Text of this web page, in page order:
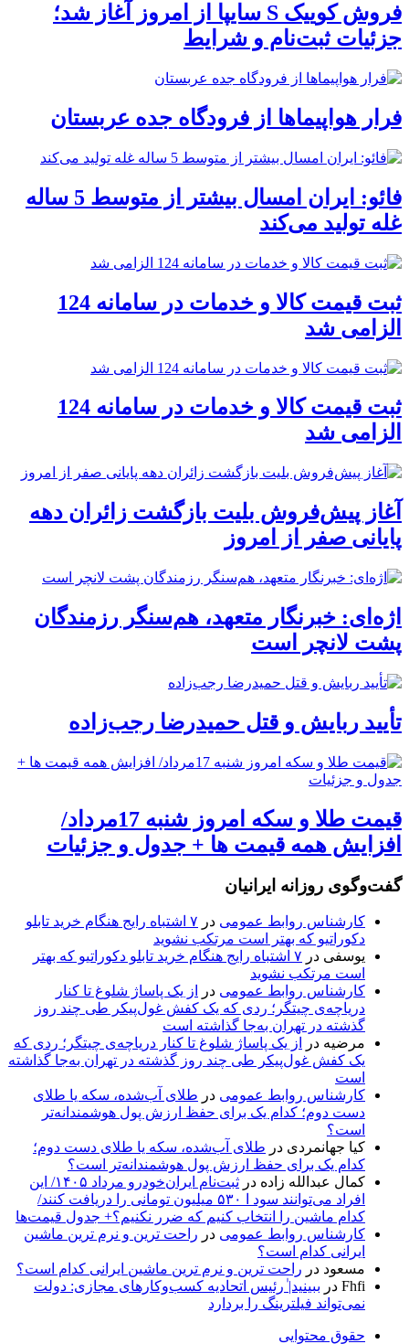
فروش کوییک S سایپا از امروز آغاز شد؛
جزئیات ثبت‌نام و شرایط
فرار هواپیماها از فرودگاه جده عربستان
فائو: ایران امسال بیشتر از متوسط 5 ساله
غله تولید می‌کند
ثبت قیمت کالا و خدمات در سامانه 124
الزامی شد
ثبت قیمت کالا و خدمات در سامانه 124
الزامی شد
آغاز پیش‌فروش بلیت بازگشت زائران دهه
پایانی صفر از امروز
اژه‌ای: خبرنگار متعهد، هم‌سنگر رزمندگان
پشت لانچر است
تأیید ربایش و قتل حمیدرضا رجب‌زاده
قیمت طلا و سکه امروز شنبه 17مرداد/
افزایش همه قیمت ها + جدول و جزئیات
گفت‌وگوی روزانه ایرانیان
کارشناس روابط عمومی در
۷ اشتباه رایج هنگام خرید تابلو
دکوراتیو که بهتر است مرتکب نشوید
یوسفی در
۷ اشتباه رایج هنگام خرید تابلو دکوراتیو که بهتر
است مرتکب نشوید
کارشناس روابط عمومی در
از یک پاساژ شلوغ تا کنار
دریاچه‌ی چیتگر؛ ردی که یک کفش غول‌پیکر طی چند روز
گذشته در تهران به‌جا گذاشته است
مرضیه در
از یک پاساژ شلوغ تا کنار دریاچه‌ی چیتگر؛ ردی که
یک کفش غول‌پیکر طی چند روز گذشته در تهران به‌جا گذاشته
است
کارشناس روابط عمومی در طلای آب‌شده، سکه یا طلای
دست دوم؛ کدام یک برای حفظ ارزش پول هوشمندانه‌تر
است؟
کیا جهانمردی در طلای آب‌شده، سکه یا طلای دست دوم؛
کدام یک برای حفظ ارزش پول هوشمندانه‌تر است؟
کمال عبدالله زاده در
ثبت‌نام ایران‌خودرو مرداد ۱۴۰۵/ این
افراد می‌توانند سود ا ۵۳۰ میلیون تومانی را دریافت کنند/
کدام ماشین را انتخاب کنیم که ضرر نکنیم؟+ جدول قیمت‌ها
کارشناس روابط عمومی در راحت ترین و نرم ترین ماشین
ایرانی کدام است؟
مسعود در راحت ترین و نرم ترین ماشین ایرانی کدام است؟
Fhfi در ببینید| ٰرئیس اتحادیه کسب‌وکارهای مجازی: دولت
نمی‌تواند فیلترینگ را بردارد
حقوق محتوایی